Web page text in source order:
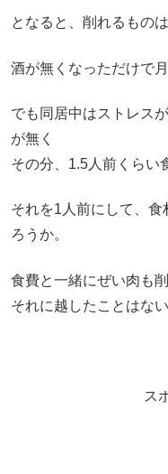
となると、削れるもの
酒が無くなっただけで
でも同居中はストレス
が無く
その分、1.5人前くらい
それを1人前にして、
ろうか。
食費と一緒にぜい肉も
それに越したことはない
ス